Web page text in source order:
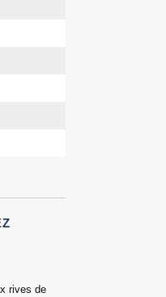
rives de